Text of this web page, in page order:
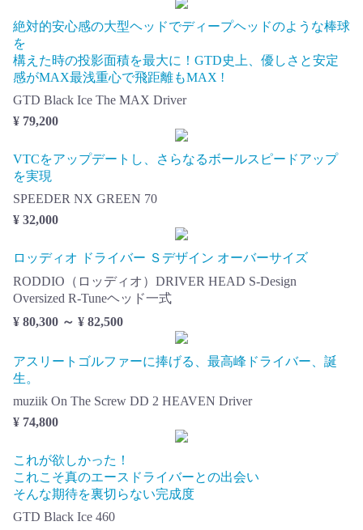
絶対的安心感の大型ヘッドでディープヘッドのような棒球
を
構えた時の投影面積を最大に！GTD史上、優しさと安定
感がMAX最浅重心で飛距離もMAX !
GTD Black Ice The MAX Driver
¥ 79,200
VTCをアップデートし、さらなるボールスピードアップ
を実現
SPEEDER NX GREEN 70
¥ 32,000
ロッディオ ドライバー Ｓデザイン オーバーサイズ
RODDIO（ロッディオ）DRIVER HEAD S-Design
Oversized R-Tuneヘッド一式
¥ 80,300 ～ ¥ 82,500
アスリートゴルファーに捧げる、最高峰ドライバー、誕
生。
muziik On The Screw DD 2 HEAVEN Driver
¥ 74,800
これが欲しかった！
これこそ真のエースドライバーとの出会い
そんな期待を裏切らない完成度
GTD Black Ice 460